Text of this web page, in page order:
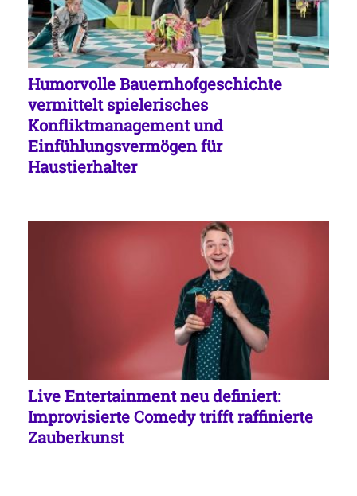
Humorvolle Bauernhofgeschichte
vermittelt spielerisches
Konfliktmanagement und
Einfühlungsvermögen für
Haustierhalter
Live Entertainment neu definiert:
Improvisierte Comedy trifft raffinierte
Zauberkunst